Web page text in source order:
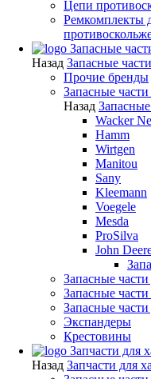
Цепи
Ремкомплекты
Запасные
Назад Запасные части
Прочие бренды
Запасные
Назад
Wacker
Hamm
Wirtgen
Manitou
Sany
Kleemann
Voegele
Mesda
ProSilva
John
Запасные
Запасные
Запасные части
Экспандеры
Крестовины
Запчасти для
Назад Запчасти для